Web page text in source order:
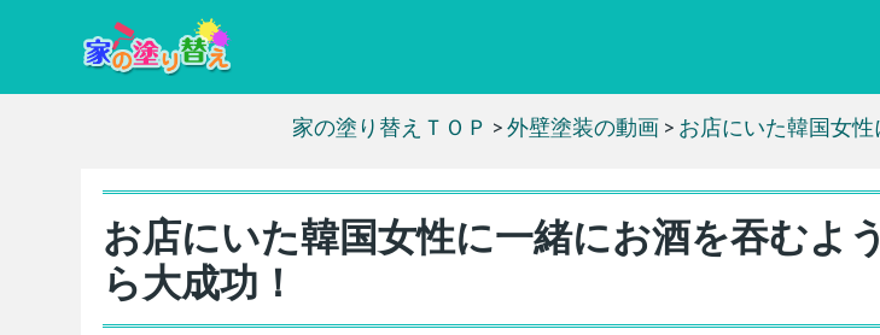
家の塗り替えＴＯＰ >外壁塗装の動画 > お店にいた韓国女
お店にいた韓国女性に一緒にお酒を吞むよ
ら大成功！